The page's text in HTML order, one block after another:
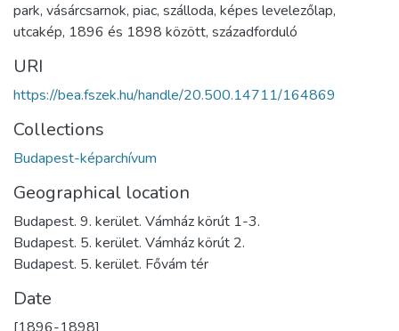
park, vásárcsarnok, piac, szálloda, képes levelezőlap,
utcakép, 1896 és 1898 között, századforduló
URI
https://bea.fszek.hu/handle/20.500.14711/164869
Collections
Budapest-képarchívum
Geographical location
Budapest. 9. kerület. Vámház körút 1-3.
Budapest. 5. kerület. Vámház körút 2.
Budapest. 5. kerület. Fővám tér
Date